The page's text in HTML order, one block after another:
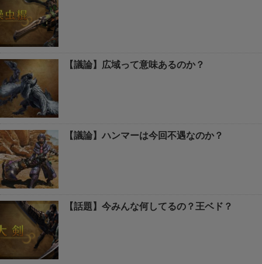
【議論】広域って意味あるのか？
【議論】ハンマーは今回不遇なのか？
【話題】今みんな何してるの？王ベド？